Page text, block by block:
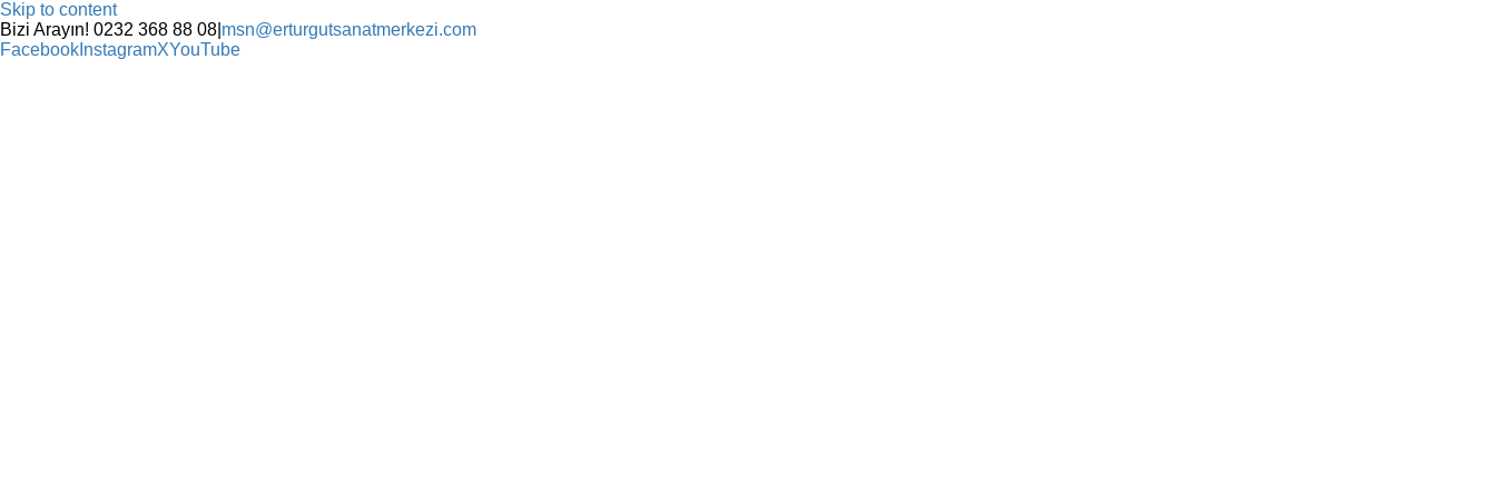
Skip to content
Bizi Arayın! 0232 368 88 08 msn@erturgutsanatmerkezi.com
Facebook InstagramXYouTube